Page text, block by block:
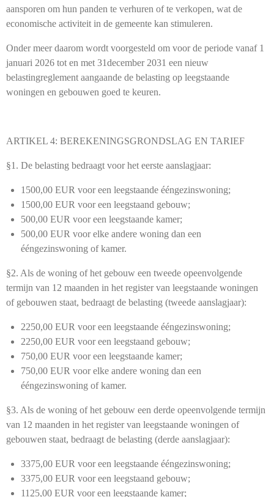
aansporen om hun panden te verhuren of te verkopen, wat de
economische activiteit in de gemeente kan stimuleren.
Onder meer daarom wordt voorgesteld om voor de periode vanaf 1
januari 2026 tot en met 31december 2031 een nieuw
belastingreglement aangaande de belasting op leegstaande
woningen en gebouwen goed te keuren.
ARTIKEL 4: BEREKENINGSGRONDSLAG EN TARIEF
§1. De belasting bedraagt voor het eerste aanslagjaar:
1500,00 EUR voor een leegstaande ééngezinswoning;
1500,00 EUR voor een leegstaand gebouw;
500,00 EUR voor een leegstaande kamer;
500,00 EUR voor elke andere woning dan een
ééngezinswoning of kamer.
§2. Als de woning of het gebouw een tweede opeenvolgende
termijn van 12 maanden in het register van leegstaande woningen
of gebouwen staat, bedraagt de belasting (tweede aanslagjaar):
2250,00 EUR voor een leegstaande ééngezinswoning;
2250,00 EUR voor een leegstaand gebouw;
750,00 EUR voor een leegstaande kamer;
750,00 EUR voor elke andere woning dan een
ééngezinswoning of kamer.
§3. Als de woning of het gebouw een derde opeenvolgende termijn
van 12 maanden in het register van leegstaande woningen of
gebouwen staat, bedraagt de belasting (derde aanslagjaar):
3375,00 EUR voor een leegstaande ééngezinswoning;
3375,00 EUR voor een leegstaand gebouw;
1125,00 EUR voor een leegstaande kamer;